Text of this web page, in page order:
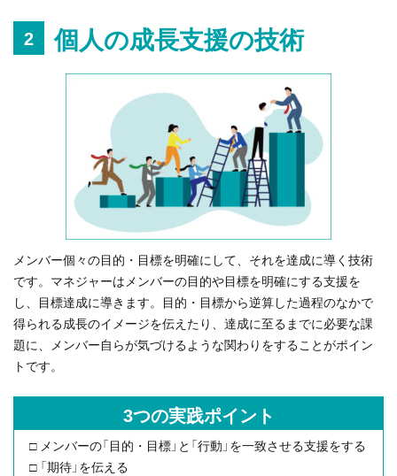
2 個人の成長支援の技術
メンバー個々の目的・目標を明確にして、それを達成に導く技術
です。マネジャーはメンバーの目的や目標を明確にする支援を
し、目標達成に導きます。目的・目標から逆算した過程のなかで
得られる成長のイメージを伝えたり、達成に至るまでに必要な課
題に、メンバー自らが気づけるような関わりをすることがポイン
トです。
3つの実践ポイント
□ メンバーの「目的・目標」と「行動」を一致させる支援をする
□ 「期待」を伝える